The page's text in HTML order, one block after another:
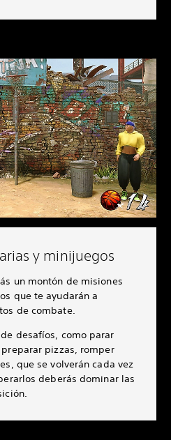
y minijuegos
un montón de misiones
que te ayudarán a
de combate.
desafíos, como parar
pizzas, romper
que se volverán cada vez
deberás dominar las